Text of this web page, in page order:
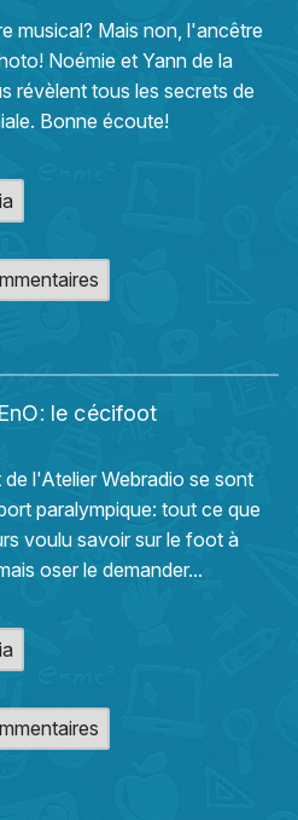
musical? Mais non, l'ancêtre
Noémie et Yann de la
révèlent tous les secrets de
Bonne écoute!
le cécifoot
l'Atelier Webradio se sont
paralympique: tout ce que
voulu savoir sur le foot à
oser le demander...